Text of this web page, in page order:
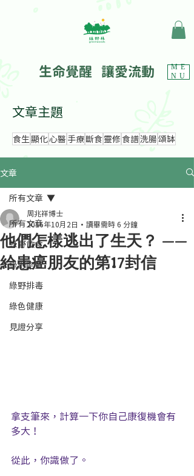
ME
NU
生命覺醒 讓愛流動
文章主題
食生顯化心醫 手療斷食靈修食譜洗腸頌缽
文章
所有文章
綠野飲食
綠野能量
綠野排毒
綠色健康
見證分享
所有文章
他們怎樣逃出了生天？ ——
給患癌朋友的第17封信
周兆祥博士
2016年10月2日
讀畢需時 6 分鐘
拿支筆來，計算一下你自己康復機會有
多大！
從此，你識做了。